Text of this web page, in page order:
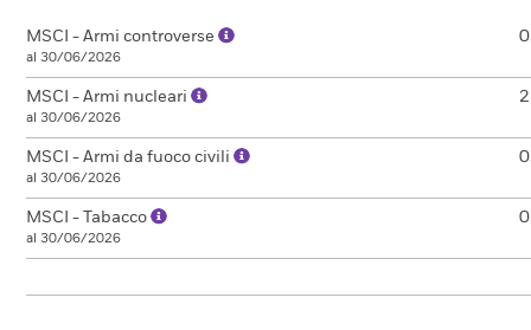
MSCI - Armi controverse
al 30/06/2026
MSCI - Armi nucleari
al 30/06/2026
MSCI - Armi da fuoco civili
al 30/06/2026
MSCI - Tabacco
al 30/06/2026